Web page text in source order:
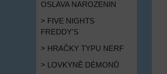
OSLAVA NAROZENIN
> FIVE NIGHTS
FREDDY'S
> HRAČKY TYPU NERF
> LOVKYNĚ DÉMONŮ